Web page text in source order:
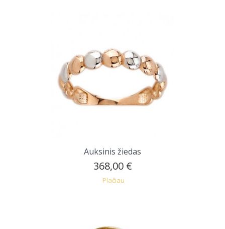
Auksinis žiedas
368,00 €
Plačiau